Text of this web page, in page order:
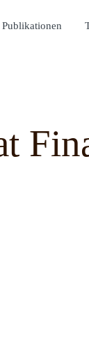
Publikationen